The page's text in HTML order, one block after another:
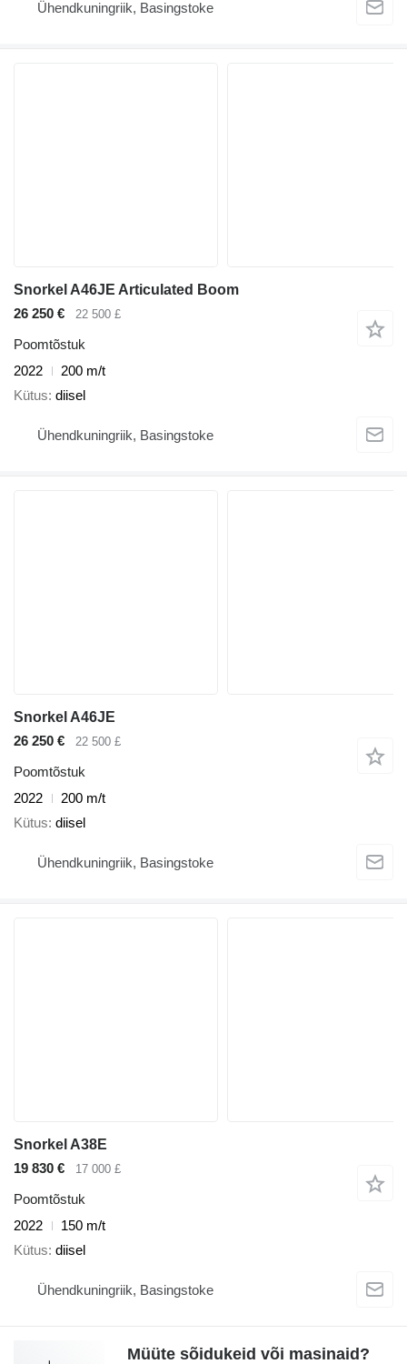
Ühendkuningriik, Basingstoke
Snorkel A46JE Articulated Boom
26 250 €
22 500 £
Poomtõstuk
2022
200 m/t
Kütus diisel
Ühendkuningriik, Basingstoke
Snorkel A46JE
26 250 €
22 500 £
Poomtõstuk
2022
200 m/t
Kütus diisel
Ühendkuningriik, Basingstoke
Snorkel A38E
19 830 €
17 000 £
Poomtõstuk
2022
150 m/t
Kütus diisel
Ühendkuningriik, Basingstoke
Müüte sõidukeid või masinaid?